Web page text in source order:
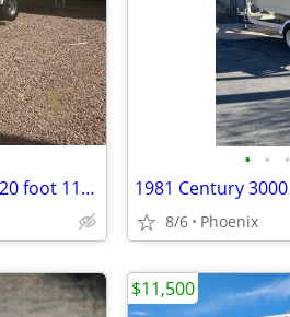
Pontoon deck boat runs excellent 20 foot 115 Johnson motor
• • •
1981 Century 3000
8/6 Phoenix
$11,500